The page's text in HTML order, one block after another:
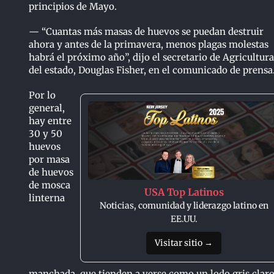
principios de Mayo.
— “Cuantas más masas de huevos se puedan destruir
ahora y antes de la primavera, menos plagas molestas
habrá el próximo año”, dijo el secretario de Agricultura
del estado, Douglas Fisher, en el comunicado de
USA Top Latinos
Noticias, comunidad y liderazgo latino en
EE.UU.
Visitar sitio →
Por lo
general,
hay entre
30 y 50
huevos
por masa
de huevos
de mosca
linterna